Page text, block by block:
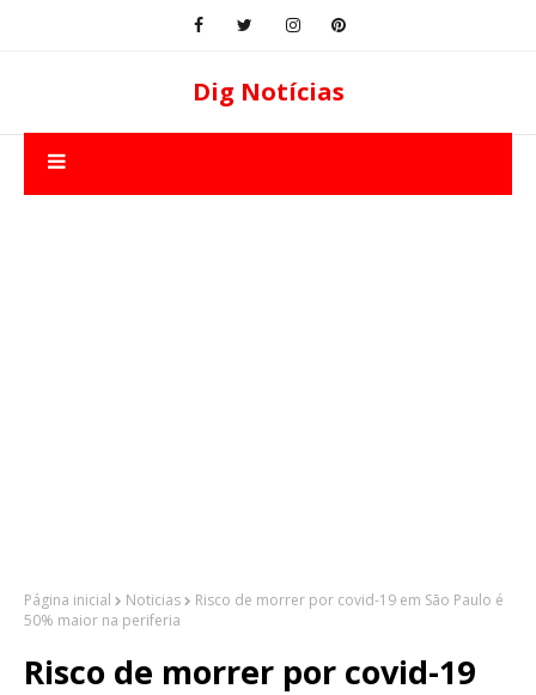
Dig Notícias
Página inicial Noticias
Risco de morrer por covid-19 em São Paulo é
50% maior na periferia
Risco de morrer por covid-19